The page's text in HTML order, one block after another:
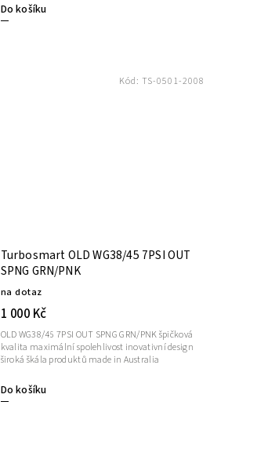
Do košíku
Turbosmart OLD WG38/45 7PSI OUT
SPNG GRN/PNK
na dotaz
1 000 Kč
Do košíku
OLD WG38/45 7PSI OUT SPNG GRN/PNK špičková
kvalita maximální spolehlivost inovativní design
široká škála produktů made in Australia
Kód: TS-0501-2008